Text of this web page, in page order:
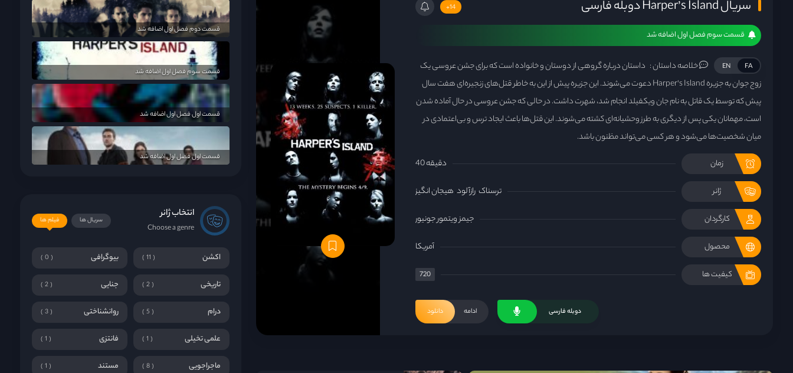
سریال Harper’s Island دوبله فارسی 14+
قسمت سوم فصل اول اضافه شد
FA
EN خلاصه داستان : داستان درباره گروهی از دوستان و خانواده است که برای جشن عروسی یک
زوج جوان به جزیره Harper's Island دعوت می‌شوند. این جزیره پیش از این به خاطر قتل‌های زنجیره‌ای هفت سال
پیش که توسط یک قاتل به نام جان ویکفیلد انجام شد، شهرت داشت. در حالی که جشن عروسی در حال آماده شدن
است، مهمانان یکی پس از دیگری به طرز وحشیانه‌ای کشته می‌شوند. این قتل‌ها باعث ایجاد ترس و بی‌اعتمادی در
میان شخصیت‌ها می‌شود و هر کسی می‌تواند مظنون باشد.
زمان 40 دقیقه
ژانر ترسناک رازآلود هیجان انگیز
کارگردان جیمز ویتمور جونیور
محصول آمریکا
کیفیت ها 720
ادامه دانلود دوبله فارسی
قسمت دوم فصل اول اضافه شد
قسمت سوم فصل اول اضافه شد
قسمت اول فصل اول اضافه شد
قسمت اول فصل اول اضافه شد
انتخاب ژانر
Choose a genre
فیلم ها سریال ها
اکشن 11 بیوگرافی 0
تاریخی 2 جنایی 2
درام 5 روانشناختی 3
علمی تخیلی 1 فانتزی 1
ماجراجویی 8 مستند 1